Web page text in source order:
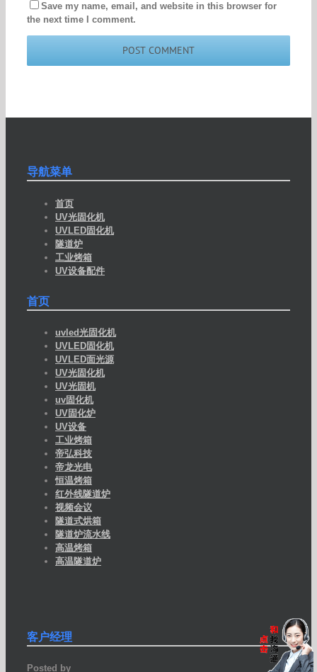
Save my name, email, and website in this browser for
the next time I comment.
导航菜单
首页
UV光固化机
UVLED固化机
隧道炉
工业烤箱
UV设备配件
首页
uvled光固化机
UVLED固化机
UVLED面光源
UV光固化机
UV光固机
uv固化机
UV固化炉
UV设备
工业烤箱
帝弘科技
帝龙光电
恒温烤箱
红外线隧道炉
视频会议
隧道式烘箱
隧道炉流水线
高温烤箱
高温隧道炉
客户经理
Posted by